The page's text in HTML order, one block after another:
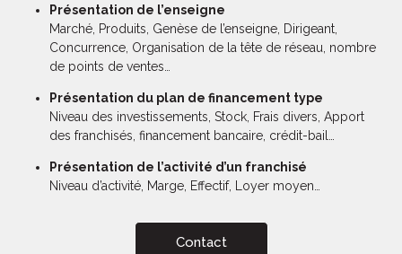
Présentation de l’enseigne
Marché, Produits, Genèse de l’enseigne, Dirigeant,
Concurrence, Organisation de la tête de réseau, nombre
de points de ventes…
Présentation du plan de financement type
Niveau des investissements, Stock, Frais divers, Apport
des franchisés, financement bancaire, crédit-bail…
Présentation de l’activité d’un franchisé
Niveau d’activité, Marge, Effectif, Loyer moyen…
Contact